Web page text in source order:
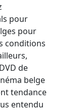
pour
pour
conditions
de
belge
tendance
entendu